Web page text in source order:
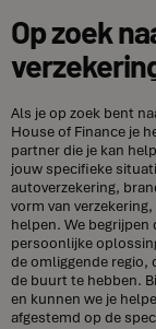
Op zoek
Als je op zoek bent
House of Finance je
partner die je kan
jouw specifieke
autoverzekering,
vorm van
helpen. We
persoonlijke
de omliggende regio,
de buurt te hebben.
en kunnen we je
afgestemd op de